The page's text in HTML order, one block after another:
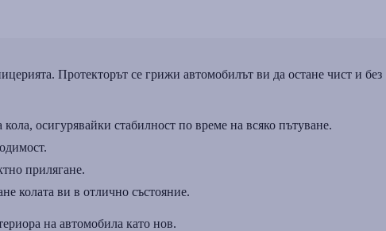
Протекторът се грижи автомобилът ви да остане чист и без
осигурявайки стабилност по време на всяко пътуване.
прилягане.
колата ви в отлично състояние.
на автомобила като нов.